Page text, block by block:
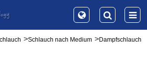
Schlauch nach Medium Dampfschlauch